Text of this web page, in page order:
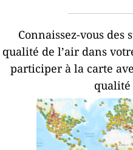
Connaissez-vous des
qualité de l’air dans
participer à la carte